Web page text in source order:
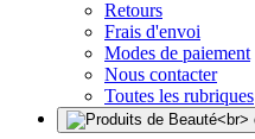
Retours
Frais d'envoi
Modes de paiement
Nous contacter
Toutes les rubriques